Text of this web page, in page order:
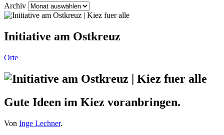
Archiv
Initiative am Ostkreuz
Orte
Gute Ideen im Kiez voranbringen.
Von Inge Lechner.